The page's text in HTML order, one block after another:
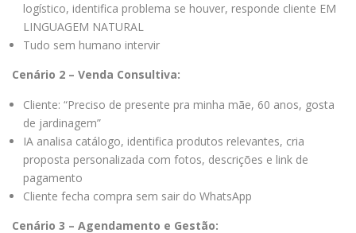
logístico, identifica problema se houver, responde cliente EM
LINGUAGEM NATURAL
Tudo sem humano intervir
Cenário 2 – Venda Consultiva:
Cliente: “Preciso de presente pra minha mãe, 60 anos, gosta
de jardinagem”
IA analisa catálogo, identifica produtos relevantes, cria
proposta personalizada com fotos, descrições e link de
pagamento
Cliente fecha compra sem sair do WhatsApp
Cenário 3 – Agendamento e Gestão: